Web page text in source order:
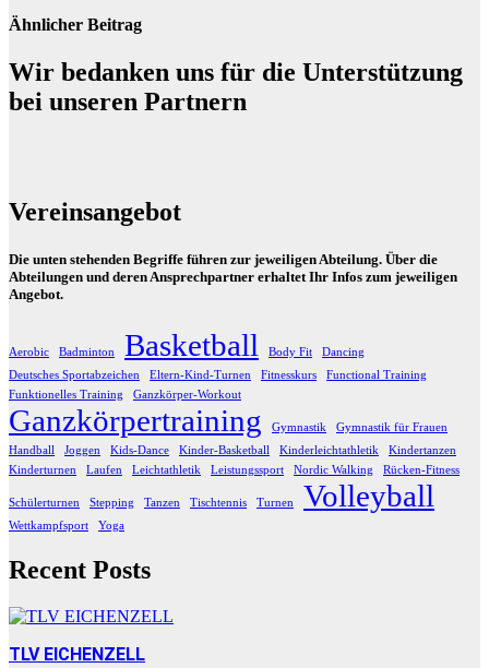
Ähnlicher Beitrag
Wir bedanken uns für die Unterstützung
bei unseren Partnern
Vereinsangebot
Die unten stehenden Begriffe führen zur jeweiligen Abteilung. Über die
Abteilungen und deren Ansprechpartner erhaltet Ihr Infos zum jeweiligen
Angebot.
Aerobic Badminton Basketball Body Fit
Dancing
Deutsches Sportabzeichen
Eltern-Kind-Turnen Fitnesskurs
Functional Training
Funktionelles Training
Ganzkörper-Workout
Ganzkörpertraining Gymnastik
Gymnastik für Frauen
Handball
Joggen Kids-Dance Kinder-Basketball Kinderleichtathletik
Kindertanzen
Kinderturnen
Laufen Leichtathletik Leistungssport Nordic Walking Rücken-Fitness
Schülerturnen Stepping Tanzen Tischtennis Turnen Volleyball
Wettkampfsport Yoga
Recent Posts
TLV EICHENZELL